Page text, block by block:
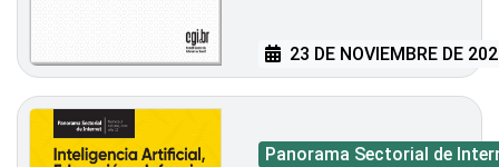
23 DE NOVIEMBRE DE
Panorama Sectorial de